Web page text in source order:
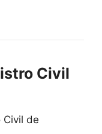
Civil
Civil de